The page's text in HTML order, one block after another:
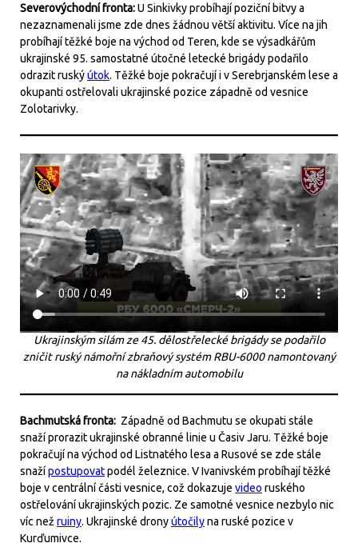
Severovýchodní fronta:U Sinkivky probíhají poziční bitvy a
nezaznamenali jsme zde dnes žádnou větší aktivitu. Více na jih
probíhají těžké boje na východ od Teren, kde se výsadkářům
ukrajinské 95. samostatné útočné letecké brigády podařilo
odrazit ruskýútok. Těžké boje pokračují i v Serebrjanském lese a
okupanti ostřelovali ukrajinské pozice západně od vesnice
Zolotarivky.
Ukrajinským silám ze 45. dělostřelecké brigády se podařilo
zničit ruský námořní zbraňový systém RBU-6000 namontovaný
na nákladním automobilu
Bachmutská fronta: Západně od Bachmutu se okupati stále
snaží prorazit ukrajinské obranné linie u Časiv Jaru. Těžké boje
pokračují na východ od Listnatého lesa a Rusové se zde stále
snažípostupovatpodél železnice. V Ivanivském probíhají těžké
boje v centrální části vesnice, což dokazuje video ruského
ostřelování ukrajinských pozic. Ze samotné vesnice nezbylo nic
víc než ruiny. Ukrajinské dronyútočilyna ruské pozice v
Kurďumivce.